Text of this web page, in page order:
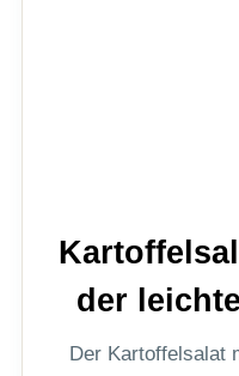
der
Der Kartoffelsalat